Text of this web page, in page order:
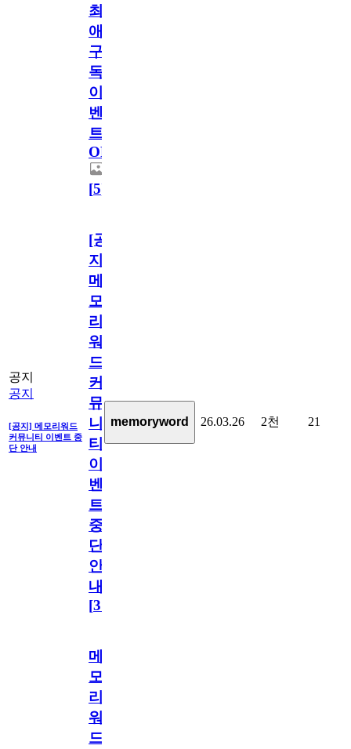
최
애
구
독
이
벤
트
OPEN!
[5]
공지
공지
[공지] 메모리워드
커뮤니티 이벤트 중
단 안내
[공
지]
메
모
리
워
드
커
뮤
니
티
이
벤
트
중
단
안
내
[31
memoryword 26.03.26 2천 21
메
모
리
워
드